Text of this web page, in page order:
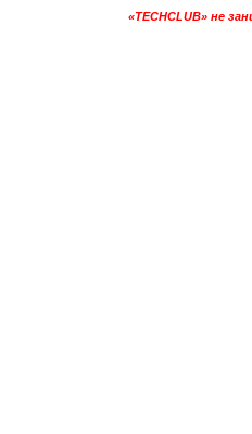
«TECHCLUB» не